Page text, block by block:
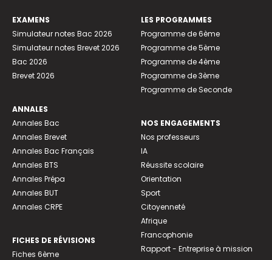
EXAMENS
Simulateur notes Bac 2026
Simulateur notes Brevet 2026
Bac 2026
Brevet 2026
ANNALES
Annales Bac
Annales Brevet
Annales Bac Français
Annales BTS
Annales Prépa
Annales BUT
Annales CRPE
FICHES DE RÉVISIONS
Fiches 6ème
LES PROGRAMMES
Programme de 6ème
Programme de 5ème
Programme de 4ème
Programme de 3ème
Programme de Seconde
NOS ENGAGEMENTS
Nos professeurs
IA
Réussite scolaire
Orientation
Sport
Citoyenneté
Afrique
Francophonie
Rapport - Entreprise à mission